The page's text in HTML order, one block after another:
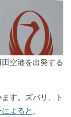
空港を出発する
ます。ズバリ、ト
よると